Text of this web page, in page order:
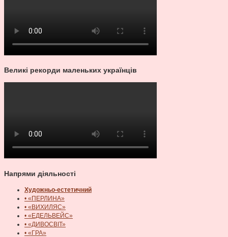
Великі рекорди маленьких українців
Напрями діяльності
Художньо-естетичний
• «ПЕРЛИНА»
• «ВИХИЛЯС»
• «ЕДЕЛЬВЕЙС»
• «ДИВОСВІТ»
• «ГРА»